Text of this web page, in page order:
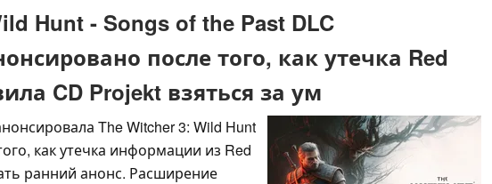
Hunt - Songs of the Past DLC
после того, как утечка Red
CD Projekt взяться за ум
The Witcher 3: Wild Hunt
как утечка информации из Red
ранний анонс. Расширение